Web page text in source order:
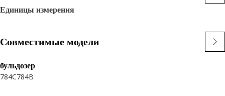
Единицы измерения
Совместимые модели
бульдозер
784C784B